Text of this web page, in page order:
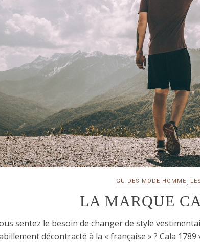
GUIDES MODE HOMME,
LA MARQUE
sentez le besoin de changer de style
décontracté à la « française » ? Cala